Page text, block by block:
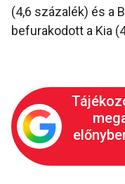
(4,6 százalék) és a
befurakodott a Kia